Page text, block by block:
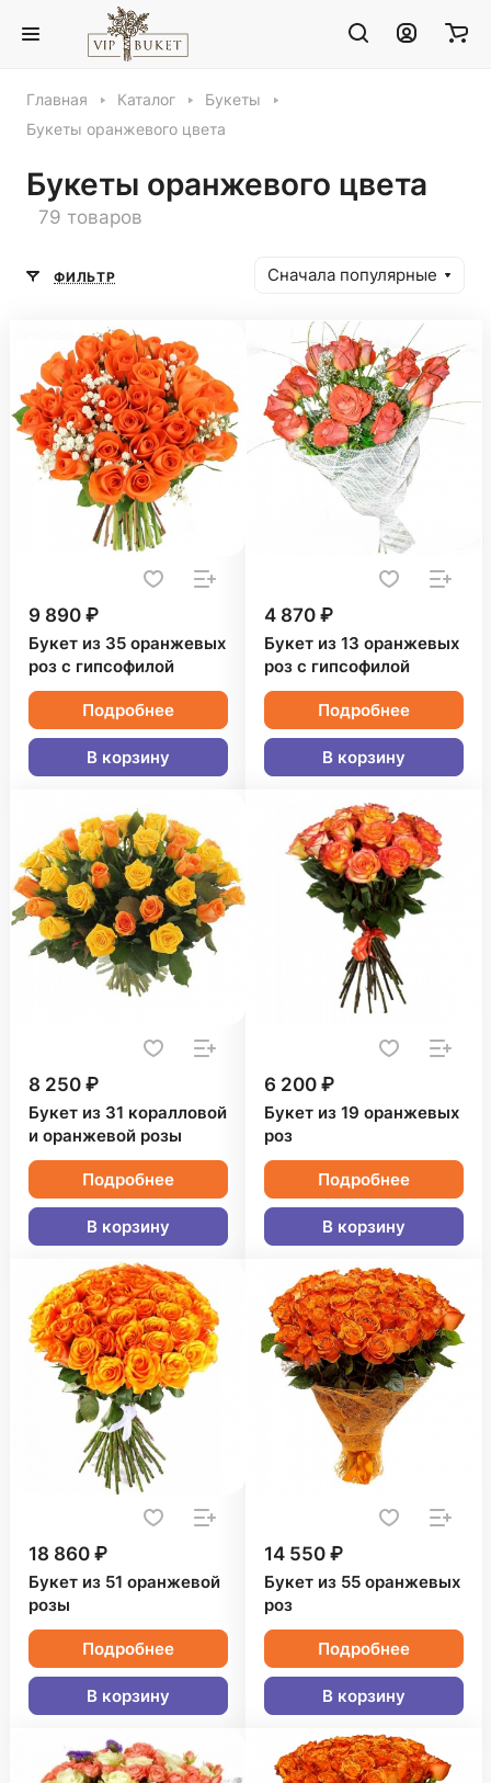
Главная Каталог
Букеты
Букеты оранжевого цвета
Букеты оранжевого цвета
79 товаров
ФИЛЬТР Сначала популярные
9 890 ₽
Букет из 35 оранжевых
роз с гипсофилой
Подробнее
В корзину
4 870 ₽
Букет из 13 оранжевых
роз с гипсофилой
Подробнее
В корзину
8 250 ₽
Букет из 31 коралловой
и оранжевой розы
Подробнее
В корзину
6 200 ₽
Букет из 19 оранжевых
роз
Подробнее
В корзину
18 860 ₽
Букет из 51 оранжевой
розы
Подробнее
В корзину
14 550 ₽
Букет из 55 оранжевых
роз
Подробнее
В корзину